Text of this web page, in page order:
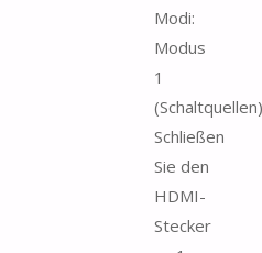
Modi:
Modus
1
Schließen
Sie den
HDMI-
Stecker